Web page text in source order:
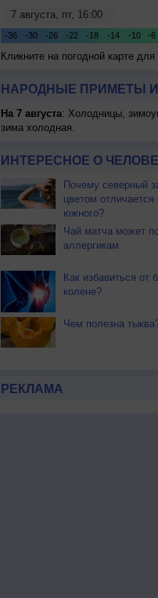
Кликните на погодной карте
НАРОДНЫЕ ПРИМЕТЫ И
На 7 августа: Холодницы,
зима холодная.
ИНТЕРЕСНОЕ О
Почему северный
цветом отличается
южного?
Чай матча может
аллергикам
Как избавиться от
колене?
Чем полезна
РЕКЛАМА